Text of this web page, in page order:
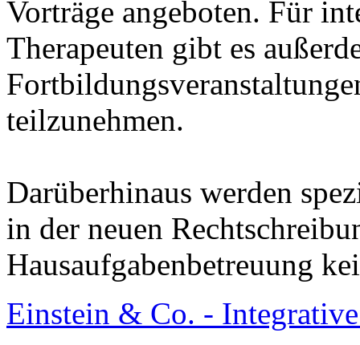
Vorträge angeboten. Für
Therapeuten gibt es
teilzunehmen.
Darüberhinaus werden
in der neuen
Hausaufgabenbetreuung
Einstein & Co. -